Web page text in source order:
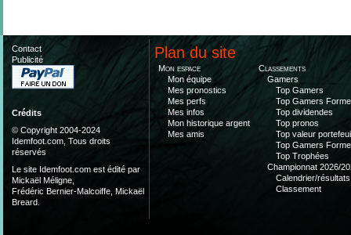
Contact
Publicité
Crédits
© Copyright 2004-2024
Idemfoot.com, Tous droits
réservés
Le site Idemfoot.com est édité par
Mickaël Méligne,
Frédéric Bernier-Malcoiffe, Mickaël
Breard.
Plan du site
Mon espace
Mon équipe
Mes pronostics
Mes perfs
Mes infos
Mon historique argent
Mes amis
Classements
Gamers
Top Gamers
Top Gamers Forme
Top dividendes
Top pronos
Top valeur
Top Gamers Forme
Top Trophées
Championnat 2026/
Calendrier/résultats
Classement